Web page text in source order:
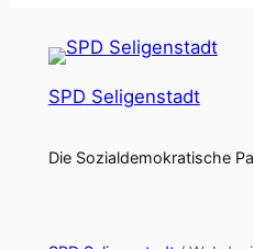
SPD Seligenstadt
Die Sozialdemokratische